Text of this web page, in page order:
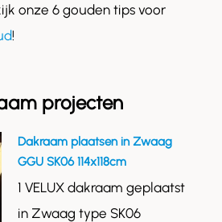
onze 6 gouden tips voor
!
projecten
Dakraam plaatsen in Zwaag
GGU SK06 114x118cm
1 VELUX dakraam geplaatst
in Zwaag type SK06